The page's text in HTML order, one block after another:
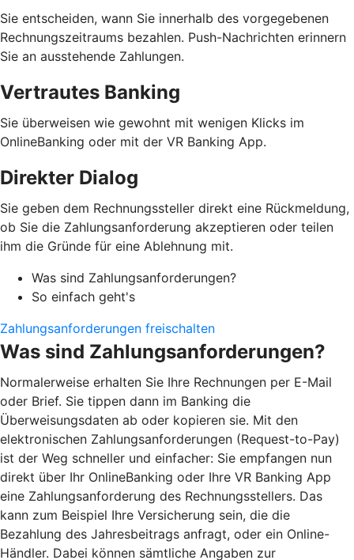
Sie entscheiden, wann Sie innerhalb des vorgegebenen
Rechnungszeitraums bezahlen. Push-Nachrichten erinnern
Sie an ausstehende Zahlungen.
Vertrautes Banking
Sie überweisen wie gewohnt mit wenigen Klicks im
OnlineBanking oder mit der VR Banking App.
Direkter Dialog
Sie geben dem Rechnungssteller direkt eine Rückmeldung,
ob Sie die Zahlungsanforderung akzeptieren oder teilen
ihm die Gründe für eine Ablehnung mit.
Was sind Zahlungsanforderungen?
So einfach geht's
Zahlungsanforderungen freischalten
Was sind Zahlungsanforderungen?
Normalerweise erhalten Sie Ihre Rechnungen per E-Mail
oder Brief. Sie tippen dann im Banking die
Überweisungsdaten ab oder kopieren sie. Mit den
elektronischen Zahlungsanforderungen (Request-to-Pay)
ist der Weg schneller und einfacher: Sie empfangen nun
direkt über Ihr OnlineBanking oder Ihre VR Banking App
eine Zahlungsanforderung des Rechnungsstellers. Das
kann zum Beispiel Ihre Versicherung sein, die die
Bezahlung des Jahresbeitrags anfragt, oder ein Online-
Händler. Dabei können sämtliche Angaben zur